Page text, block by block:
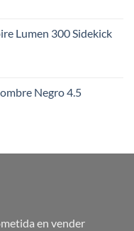
Lumen 300 Sidekick
Negro 4.5
en vender